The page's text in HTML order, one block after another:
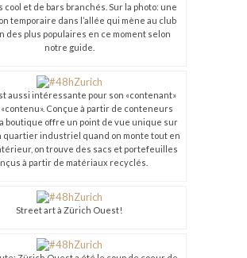
cool et de bars branchés. Sur la photo: une
temporaire dans l’allée qui mène au club
des plus populaires en ce moment selon
notre guide.
aussi intéressante pour son «contenant»
Conçue à partir de conteneurs
boutique offre un point de vue unique sur
quartier industriel quand on monte tout en
on trouve des sacs et portefeuilles
à partir de matériaux recyclés.
Street art à Zürich Ouest!